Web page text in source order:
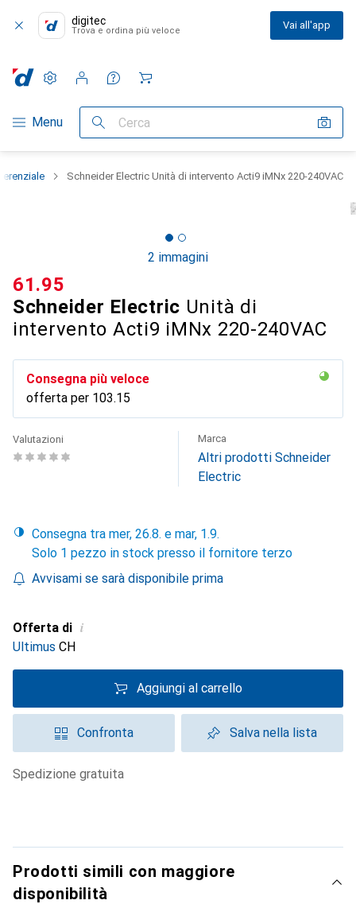
digitec
Trova e ordina più veloce Vai all'app
Categoria Navigazione
Menu Cerca
Impostazioni
Conto cliente
Liste di confronto
Liste dei desideri
Carrello
Schneider Electric Unità di intervento Acti9 iMNx 220-240VAC
2 immagini
Schneider Electric Unità di
intervento Acti9 iMNx 220-240VAC
CHF
61.95
Consegna più veloce
offerta per CHF
103.15
Valutazioni Marca
Altri prodotti Schneider
Electric
Consegna tra mer, 26.8. e mar, 1.9.
Solo 1 pezzo in stock presso il fornitore terzo
Avvisami se sarà disponibile prima
Offerta di i
Ultimus CH
Aggiungi al carrello
Confronta Salva nella lista
spedizione gratuita
Prodotti simili con maggiore
disponibilità